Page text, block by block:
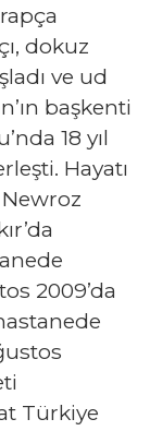
dokuz
ve ud
başkenti
18 yıl
Hayatı
Newroz
2009’da
Türkiye